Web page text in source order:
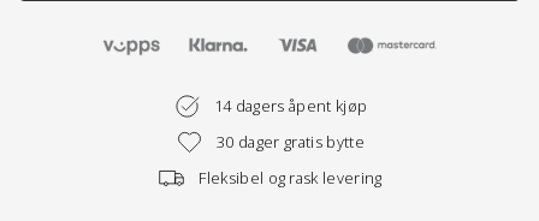
14 dagers åpent kjøp
30 dager gratis bytte
Fleksibel og rask levering